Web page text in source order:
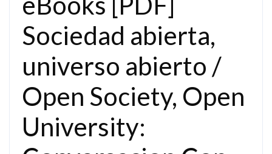
Sociedad abierta,
universo abierto /
Open Society, Open
University: